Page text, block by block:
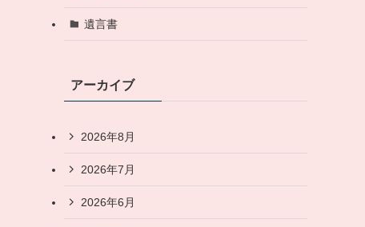
遺言書
アーカイブ
2026年8月
2026年7月
2026年6月